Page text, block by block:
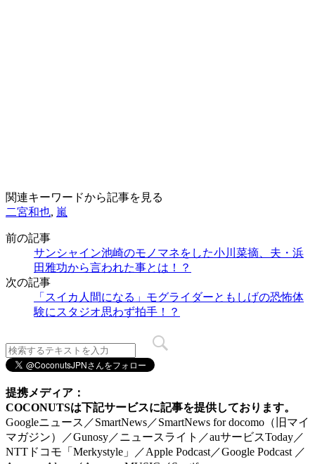
関連キーワードから記事を見る
二宮和也, 嵐
前の記事
サンシャイン池崎のモノマネをした小川菜摘、夫・浜
田雅功から言われた事とは！？
次の記事
「スイカ人間になる」モグライダーともしげの恐怖体
験にスタジオ思わず拍手！？
提携メディア：
COCONUTSは下記サービスに記事を提供しております。
Googleニュース／SmartNews／SmartNews for docomo（旧マイ
マガジン）／Gunosy／ニュースライト／auサービスToday／
NTTドコモ「Merkystyle」／Apple Podcast／Google Podcast ／